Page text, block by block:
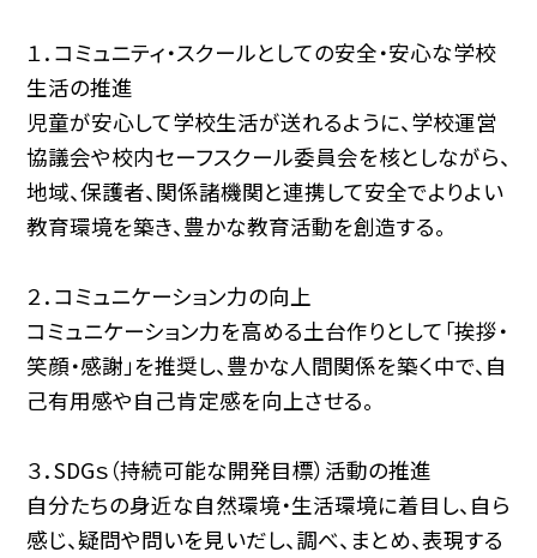
１．コミュニティ・スクールとしての安全・安心な学校
生活の推進
児童が安心して学校生活が送れるように、学校運営
協議会や校内セーフスクール委員会を核としながら、
地域、保護者、関係諸機関と連携して安全でよりよい
教育環境を築き、豊かな教育活動を創造する。
２．コミュニケーション力の向上
コミュニケーション力を高める土台作りとして「挨拶・
笑顔・感謝」を推奨し、豊かな人間関係を築く中で、自
己有用感や自己肯定感を向上させる。
３．SDGｓ（持続可能な開発目標）活動の推進
自分たちの身近な自然環境・生活環境に着目し、自ら
感じ、疑問や問いを見いだし、調べ、まとめ、表現する